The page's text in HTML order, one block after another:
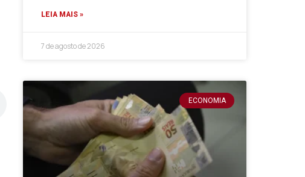
LEIA MAIS »
7 de agosto de 2026
ECONOMIA